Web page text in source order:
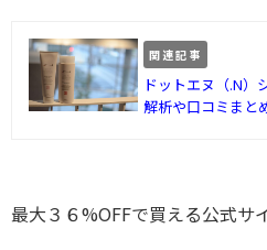
関連記事
ドットエヌ（.N）
解析や口コミまと
最大３６%OFFで買える公式サ